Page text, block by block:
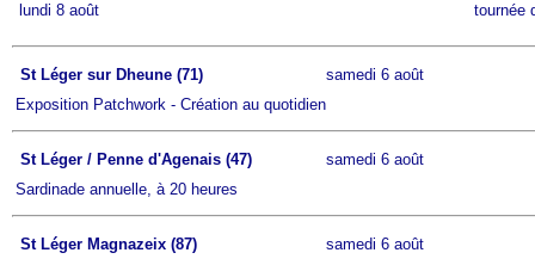
lundi 8 août
tournée
St Léger sur Dheune (71)
samedi 6 août
Exposition Patchwork - Création au quotidien
St Léger / Penne d'Agenais (47)
samedi 6 août
Sardinade annuelle, à 20 heures
St Léger Magnazeix (87)
samedi 6 août